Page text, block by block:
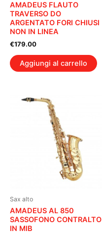
AMADEUS FLAUTO
TRAVERSO DO
ARGENTATO FORI CHIUSI
NON IN LINEA
€179.00
Aggiungi al carrello
Sax alto
AMADEUS AL 850
SASSOFONO CONTRALTO
IN MIB